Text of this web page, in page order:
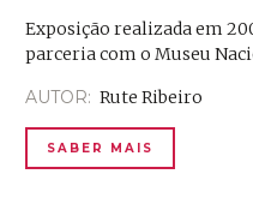
Exposição realizada em
parceria com o Museu
AUTOR: Rute Ribeiro
SABER MAIS